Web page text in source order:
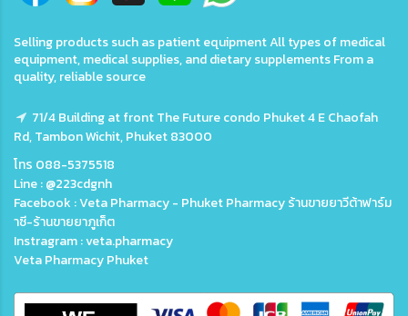
Selling products such as patient equipment All types of medical
equipment, medical supplies, and dietary supplements From a
quality, reliable source
71/4 Building at front The Future condo Phuket 4 E Chaofah
Rd, Tambon Wichit, Phuket 83000
โทร 088-5375518
Line : @223cdgnh
Facebook : Veta Pharmacy - Phuket Pharmacy ร้านขายยาวีต้าฟาร์ม
าซี-ร้านขายยาภูเก็ต
Instragram : veta.pharmacy
Veta Pharmacy Phuket